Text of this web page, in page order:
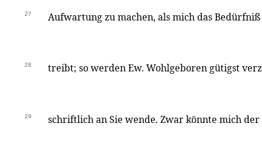
27 Aufwartung zu machen, als mich das
28 treibt; so werden Ew. Wohlgeboren gütigst
29 schriftlich an Sie wende. Zwar könnte mich der